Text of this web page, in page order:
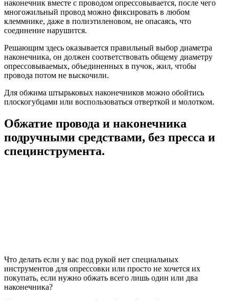
наконечник вместе с проводом опрессовывается, после чего
многожильный провод можно фиксировать в любом
клеммнике, даже в полиэтиленовом, не опасаясь, что
соединение нарушится.
Решающим здесь оказывается правильный выбор диаметра
наконечника, он должен соответствовать общему диаметру
опрессовываемых, объединенных в пучок, жил, чтобы
провода потом не выскочили.
Для обжима штырьковых наконечников можно обойтись
плоскогубцами или воспользоваться отверткой и молотком.
Обжатие провода и наконечника
подручными средствами, без пресса и
специнструмента.
Что делать если у вас под рукой нет специальных
инструментов для опрессовки или просто не хочется их
покупать, если нужно обжать всего лишь один или два
наконечника?